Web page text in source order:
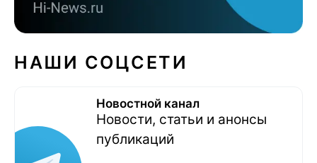
НАШИ СОЦСЕТИ
Новостной канал
Новости, статьи и анонсы
публикаций